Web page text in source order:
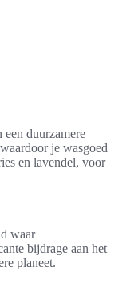
duurzamere
je wasgoed
en lavendel, voor
waar
bijdrage aan het
planeet.